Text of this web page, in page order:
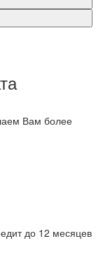
Вам более
до 12 месяцев